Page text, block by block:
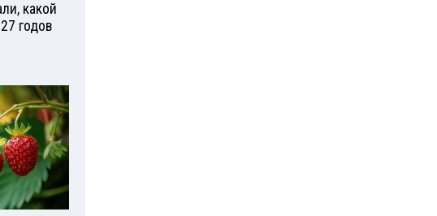
какой
годов